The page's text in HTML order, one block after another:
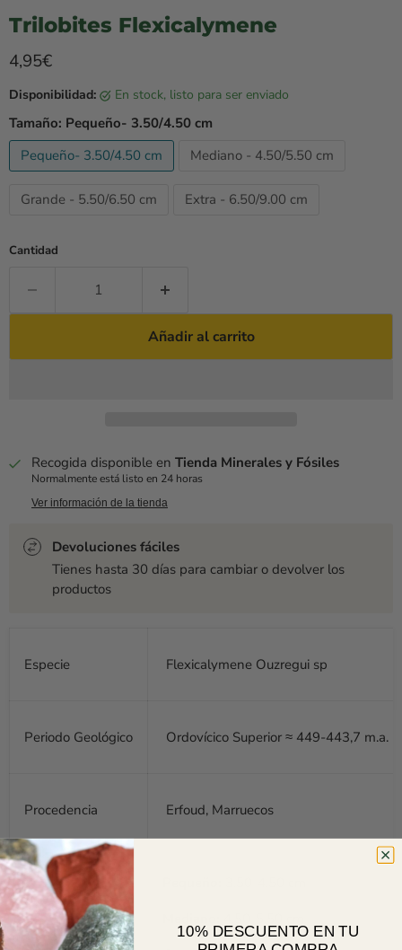
Trilobites Flexicalymene
Precio rebajado
4,95€
Disponibilidad: en stock, listo para ser enviado
Tamaño: Pequeño- 3.50/4.50 cm
Pequeño- 3.50/4.50 cm
Mediano - 4.50/5.50 cm
Grande - 5.50/6.50 cm Extra - 6.50/9.00 cm
Cantidad
Añadir al carrito
Recogida disponible en Tienda Minerales y Fósiles
Normalmente está listo en 24 horas
Ver información de la tienda
Devoluciones fáciles
Tienes hasta 30 días para cambiar o devolver los
productos
Especie Flexicalymene Ouzregui sp
Periodo Geológico Ordovícico Superior ≈ 449-443,7 m.a.
Procedencia Erfoud, Marruecos
Tamaño
10% DESCUENTO EN TU